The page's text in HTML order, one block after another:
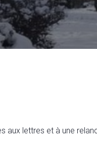
aux lettres et à une